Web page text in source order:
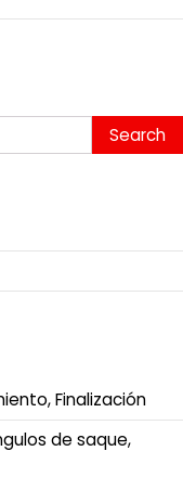
Finalización
de saque,